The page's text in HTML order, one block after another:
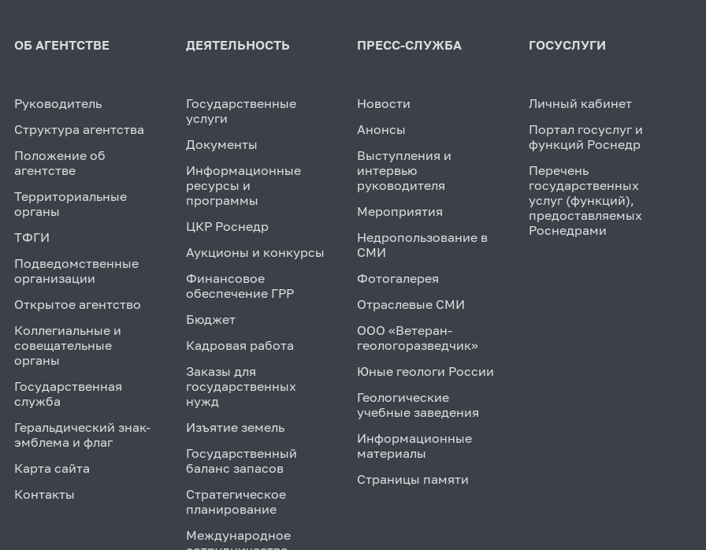
ОБ АГЕНТСТВЕ
Руководитель
Структура агентства
Положение об
агентстве
Территориальные
органы
ТФГИ
Подведомственные
организации
Открытое агентство
Коллегиальные и
совещательные
органы
Государственная
служба
Геральдический знак-
эмблема и флаг
Карта сайта
Контакты
ДЕЯТЕЛЬНОСТЬ
Государственные
услуги
Документы
Информационные
ресурсы и
программы
ЦКР Роснедр
Аукционы и конкурсы
Финансовое
обеспечение ГРР
Бюджет
Кадровая работа
Заказы для
государственных
нужд
Изъятие земель
Государственный
баланс запасов
Стратегическое
планирование
Международное
ПРЕСС-СЛУЖБА
Новости
Анонсы
Выступления и
интервью
руководителя
Мероприятия
Недропользование в
СМИ
Фотогалерея
Отраслевые СМИ
ООО «Ветеран-
геологоразведчик»
Юные геологи России
Геологические
учебные заведения
Информационные
материалы
Страницы памяти
ГОСУСЛУГИ
Личный кабинет
Портал госуслуг и
функций Роснедр
Перечень
государственных
услуг (функций),
предоставляемых
Роснедрами